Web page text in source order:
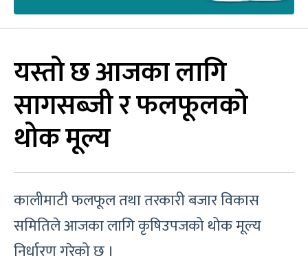
यस्तो छ आजका लागि
सागसब्जी र फलफूलको
थोक मूल्य
कालीमाटी फलफूल तथा तरकारी बजार विकास
समितिले आजका लागि कृषिउपजको थोक मूल्य
निर्धारण गरेको छ ।